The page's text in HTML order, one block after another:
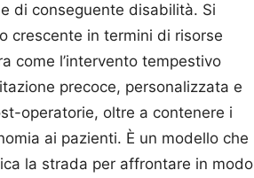
di conseguente disabilità. Si
crescente in termini di risorse
come l’intervento tempestivo
precoce, personalizzata e
operatorie, oltre a contenere i
ai pazienti. È un modello che
la strada per affrontare in modo